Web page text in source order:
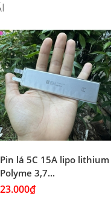
Pin lá 5C 15A lipo lithium
Polyme 3,7...
23.000₫